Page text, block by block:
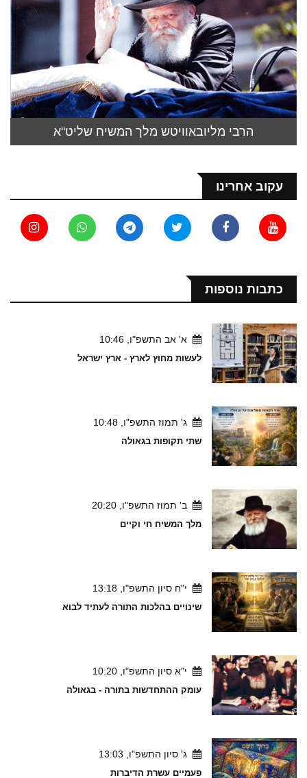
הרבי מליובאוויטש מלך המשיח שליט"א
עקוב אחרינו
כתבות נוספות
א' אב התשפ"ו, 10:46
לעשות מחוץ לארץ - ארץ ישראל
ג' תמוז התשפ"ו, 10:48
שתי תקופות בגאולה
ב' תמוז התשפ"ו, 20:20
מלך המשיח חי וקיים
י"ח סיון התשפ"ו, 13:18
שינויים בהלכות התורה לעתיד לבוא
י"א סיון התשפ"ו, 10:20
עומק ההתחדשות בתורה - בגאולה
ג' סיון התשפ"ו, 13:03
פעמיים עשרת הדיברות